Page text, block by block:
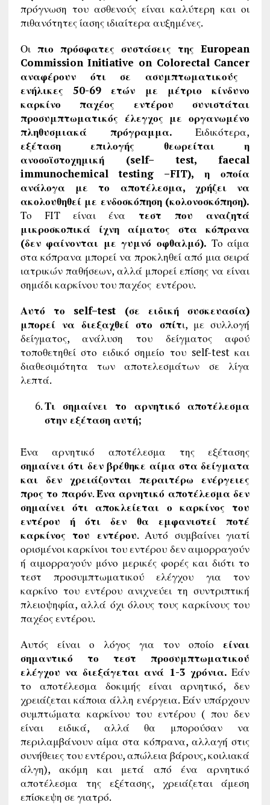
πρόγνωση του ασθενούς είναι καλύτερη και οι
πιθανότητες ίασης ιδιαίτερα αυξημένες.
Οιπιο πρόσφατες συστάσεις τηςEuropean
Commission Initiative on Colorectal Cancer
αναφέρουν ότι σε ασυμπτωματικούς
ενήλικες 50-69 ετών με μέτριο κίνδυνο
καρκίνο παχέος εντέρου συνιστάται
προσυμπτωματικός έλεγχος με οργανωμένο
πληθυσμιακά πρόγραμμα.Ειδικότερα,
εξέταση επιλογής θεωρείται η
ανοσοϊστοχημική (self–test,faecal
immunochemical
testing–FIT), η οποία
ανάλογα με το αποτέλεσμα, χρήζει να
ακολουθηθεί με ενδοσκόπηση (κολονοσκόπηση).
Το FIT είναι ένα τεστ που αναζητά
μικροσκοπικά ίχνη αίματος στα κόπρανα
(δεν φαίνονται με γυμνό οφθαλμό). Το αίμα
στα κόπρανα μπορεί να προκληθεί από μια σειρά
ιατρικών παθήσεων, αλλά μπορεί επίσης να είναι
σημάδι καρκίνου του παχέος εντέρου.
Αυτό το self–test (σε ειδική συσκευασία)
μπορεί να διεξαχθεί στο σπίτι, με συλλογή
δείγματος, ανάλυση του δείγματος αφού
τοποθετηθεί στο ειδικό σημείο του self-test και
διαθεσιμότητα των αποτελεσμάτων σε λίγα
λεπτά.
Τι σημαίνει το αρνητικό αποτέλεσμα
στην εξέταση αυτή;
Ένα αρνητικό αποτέλεσμα της εξέτασης
σημαίνει ότι δεν βρέθηκε αίμα στα δείγματα
και δεν χρειάζονται περαιτέρω ενέργειες
προς το παρόν.Ένα αρνητικό αποτέλεσμα δεν
σημαίνει ότι αποκλείεται ο καρκίνος του
εντέρου ή ότι δεν θα εμφανιστεί ποτέ
καρκίνος του εντέρου. Αυτό συμβαίνει γιατί
ορισμένοι καρκίνοι του εντέρου δεν αιμορραγούν
ή αιμορραγούν μόνο μερικές φορές και διότι το
τεστ προσυμπτωματικού ελέγχου για τον
καρκίνο του εντέρου ανιχνεύει τη συντριπτική
πλειοψηφία, αλλά όχι όλους τους καρκίνους του
παχέος εντέρου.
Αυτός είναι ο λόγος για τον οποίοείναι
σημαντικό το τεστ προσυμπτωματικού
ελέγχου να διεξάγεται ανά 1-3 χρόνια. Εάν
το αποτέλεσμα δοκιμής είναι αρνητικό, δεν
χρειάζεται κάποια άλλη ενέργεια. Εάν υπάρχουν
συμπτώματα καρκίνου του εντέρου ( που δεν
είναι ειδικά, αλλά θα μπορούσαν να
περιλαμβάνουν αίμα στα κόπρανα, αλλαγή στις
συνήθειες του εντέρου, απώλεια βάρους, κοιλιακά
άλγη), ακόμη και μετά από ένα αρνητικό
αποτέλεσμα της εξέτασης, χρειάζεται άμεση
επίσκεψη σε γιατρό.